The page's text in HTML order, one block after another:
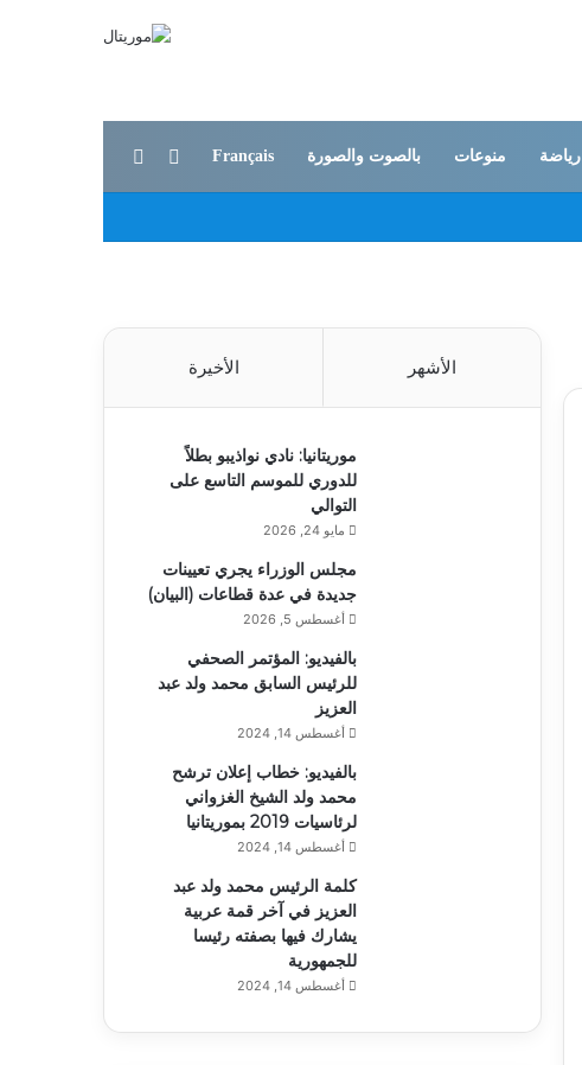
رياضة منوعات بالصوت والصورة Français الوضع المظلم
الأشهر الأخيرة
موريتانيا: نادي نواذيبو بطلاً
للدوري للموسم التاسع على
التوالي
مايو 24, 2026
مجلس الوزراء يجري تعيينات
جديدة في عدة قطاعات (البيان)
أغسطس 5, 2026
بالفيديو: المؤتمر الصحفي
للرئيس السابق محمد ولد عبد
العزيز
أغسطس 14, 2024
بالفيديو: خطاب إعلان ترشح
محمد ولد الشيخ الغزواني
لرئاسيات 2019 بموريتانيا
أغسطس 14, 2024
كلمة الرئيس محمد ولد عبد
العزيز في آخر قمة عربية
يشارك فيها بصفته رئيسا
للجمهورية
أغسطس 14, 2024